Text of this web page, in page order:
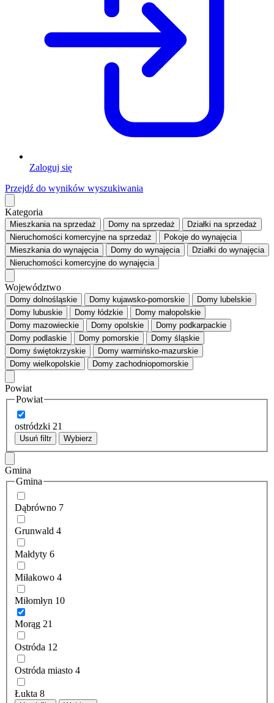
Zaloguj się
Przejdź do wyników wyszukiwania
Kategoria
Mieszkaniana sprzedaż Domy na sprzedaż Działki na sprzedaż
Nieruchomości komercyjne na sprzedaż Pokoje do wynajęcia
Mieszkaniado wynajęcia Domy do wynajęcia Działki do wynajęcia
Nieruchomości komercyjne do wynajęcia
Województwo
Domy dolnośląskie Domy kujawsko-pomorskie
Domy lubelskie
Domy lubuskie
Domy łódzkie
Domy małopolskie
Domy mazowieckie
Domy opolskie
Domy podkarpackie
Domy podlaskie
Domy pomorskie
Domy śląskie
Domy świętokrzyskie
Domy warmińsko-mazurskie
Domy wielkopolskie
Domy zachodniopomorskie
Powiat
Powiat
ostródzki 21
Usuń filtr Wybierz
Gmina
Gmina
Dąbrówno 7
Grunwald 4
Małdyty 6
Miłakowo 4
Miłomłyn 10
Morąg 21
Ostróda 12
Ostróda miasto 4
Łukta 8